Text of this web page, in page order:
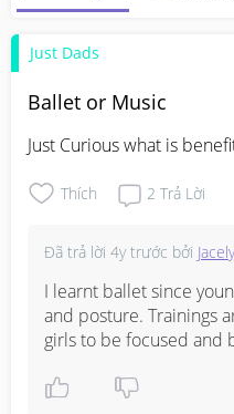
Just Dads
Ballet or Music
Just Curious what is
Thích 2 Trả Lời
Đã trả lời 4y trước bởi
I learnt ballet since
and posture. Trainings
girls to be focused and